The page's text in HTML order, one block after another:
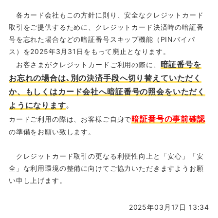
各カード会社もこの方針に則り、安全なクレジットカード
取引をご提供するために、クレジットカード決済時の暗証番
号を忘れた場合などの暗証番号スキップ機能（PINバイパ
ス）を2025年3月31日をもって廃止となります。
お客さまがクレジットカードご利用の際に、 暗証番号を
お忘れの場合は､別の決済手段へ切り替えていただく
か、もしくはカード会社へ暗証番号の照会をいただく
ようになります｡
カードご利用の際は、お客様ご自身で暗証番号の事前確認
の準備をお願い致します。
クレジットカード取引の更なる利便性向上と「安心」「安
全」な利用環境の整備に向けてご協力いただきますようお願
い申し上げます。
2025年03月17日 13:34